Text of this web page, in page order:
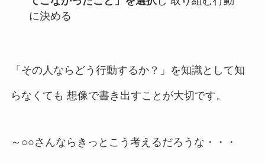
に決める
「その人ならどう行動するか？」を知識として知
らなくても 想像で書き出すことが大切です。
～○○さんならきっとこう考えるだろうな・・・